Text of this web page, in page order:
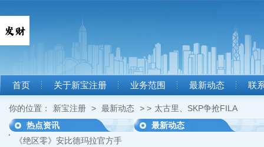
首页 关于新宝注册 业务范围 最新动态 联
你的位置： 新宝注册 > 最新动态 > > 太古里、SKP争抢FILA
热点资讯
《绝区零》安比德玛拉官方手
最新动态